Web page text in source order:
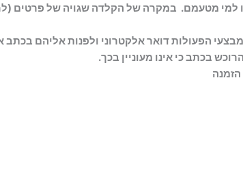
או למי מטעמם. במקרה של הקלדה שגויה של
הפעולות דואר אלקטרוני ולפנות אליהם
בכתב כי אינו מעוניין בכך.